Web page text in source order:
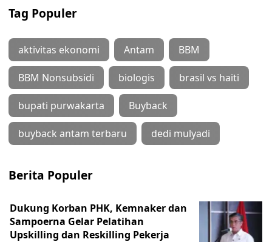
Tag Populer
aktivitas ekonomi Antam BBM
BBM Nonsubsidi biologis brasil vs haiti
bupati purwakarta Buyback
buyback antam terbaru dedi mulyadi
Berita Populer
Dukung Korban PHK, Kemnaker dan
Sampoerna Gelar Pelatihan
Upskilling dan Reskilling Pekerja